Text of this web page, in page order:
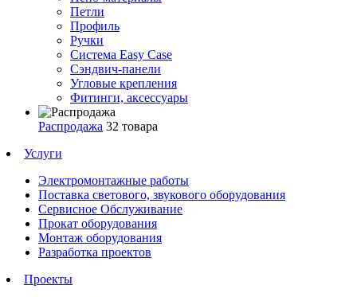
Петли
Профиль
Ручки
Система Easy Case
Сэндвич-панели
Угловые крепления
Фитинги, аксессуары
Распродажа 32 товара
Услуги
Электромонтажные работы
Поставка светового, звукового оборудования
Сервисное Обслуживание
Прокат оборудования
Монтаж оборудования
Разработка проектов
Проекты